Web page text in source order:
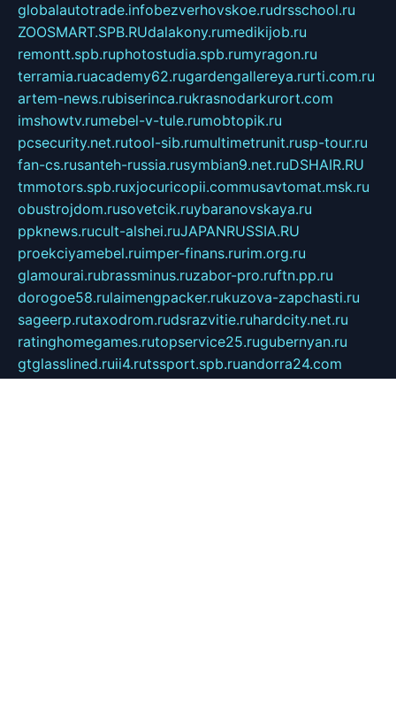
globalautotrade.infobezverhovskoe.rudrsschool.ru
ZOOSMART.SPB.RUdalakony.rumedikijob.ru
remontt.spb.ruphotostudia.spb.rumyragon.ru
terramia.ruacademy62.rugardengallereya.rurti.com.ru
artem-news.rubiserinca.rukrasnodarkurort.com
imshowtv.rumebel-v-tule.rumobtopik.ru
pcsecurity.net.rutool-sib.rumultimetrunit.rusp-tour.ru
fan-cs.rusanteh-russia.rusymbian9.net.ruDSHAIR.RU
tmmotors.spb.ruxjocuricopii.commusavtomat.msk.ru
obustrojdom.rusovetcik.ruybaranovskaya.ru
ppknews.rucult-alshei.ruJAPANRUSSIA.RU
proekciyamebel.ruimper-finans.rurim.org.ru
glamourai.rubrassminus.ruzabor-pro.ruftn.pp.ru
dorogoe58.rulaimengpacker.rukuzova-zapchasti.ru
sageerp.rutaxodrom.rudsrazvitie.ruhardcity.net.ru
ratinghomegames.rutopservice25.rugubernyan.ru
gtglasslined.ruii4.rutssport.spb.ruandorra24.com